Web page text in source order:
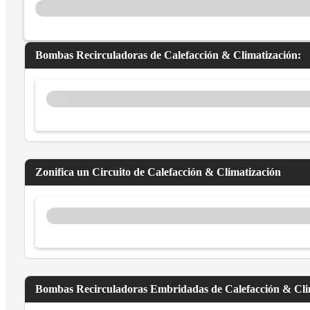
Bombas Recirculadoras de Calefacción & Climatización:
Zonifica un Circuito de Calefacción & Climatización
Bombas Recirculadoras Embridadas de Calefacción &